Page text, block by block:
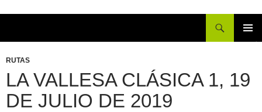
CONTENIDO
RUTAS
LA VALLESA CLÁSICA 1, 19
DE JULIO DE 2019